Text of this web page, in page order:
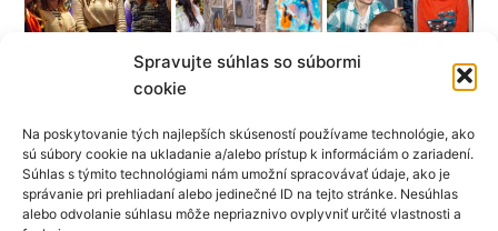
Spravujte súhlas so súbormi
cookie
Na poskytovanie tých najlepších skúseností používame technológie, ako
sú súbory cookie na ukladanie a/alebo prístup k informáciám o zariadení.
Súhlas s týmito technológiami nám umožní spracovávať údaje, ako je
správanie pri prehliadaní alebo jedinečné ID na tejto stránke. Nesúhlas
alebo odvolanie súhlasu môže nepriaznivo ovplyvniť určité vlastnosti a